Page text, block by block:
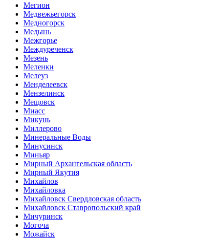
Мегион
Медвежьегорск
Медногорск
Медынь
Межгорье
Междуреченск
Мезень
Меленки
Мелеуз
Менделеевск
Мензелинск
Мещовск
Миасс
Микунь
Миллерово
Минеральные Воды
Минусинск
Миньяр
Мирный Архангельская область
Мирный Якутия
Михайлов
Михайловка
Михайловск Свердловская область
Михайловск Ставропольский край
Мичуринск
Могоча
Можайск